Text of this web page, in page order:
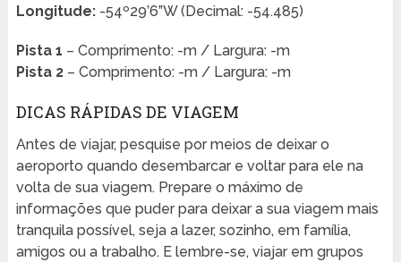
Longitude:-54º29’6”W (Decimal: -54.485)
Pista 1 – Comprimento: -m / Largura: -m
Pista 2– Comprimento: -m / Largura: -m
DICAS RÁPIDAS DE VIAGEM
Antes de viajar, pesquise por meios de deixar o
aeroporto quando desembarcar e voltar para ele na
volta de sua viagem. Prepare o máximo de
informações que puder para deixar a sua viagem mais
tranquila possível, seja a lazer, sozinho, em família,
amigos ou a trabalho. E lembre-se, viajar em grupos